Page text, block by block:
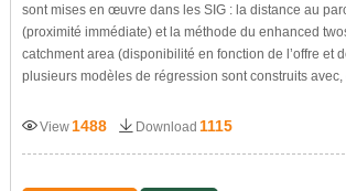
sont mises en œuvre dans les SIG : la distance au
(proximité immédiate) et la méthode du enhanced
catchment area (disponibilité en fonction de l’offre et
plusieurs modèles de régression sont construits avec,
View 1488 Download 1115